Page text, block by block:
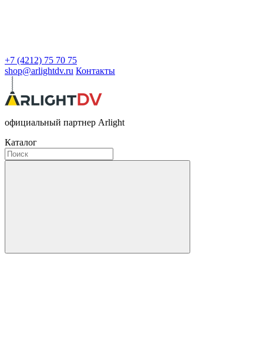
+7 (4212) 75 70 75
shop@arlightdv.ru Контакты
официальный партнер Arlight
Каталог